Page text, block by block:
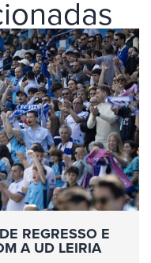
REGRESSO E
A UD LEIRIA